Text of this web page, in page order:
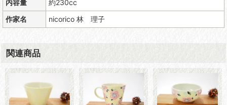
内容量
約230cc
作家名
nicorico 林 理子
関連商品